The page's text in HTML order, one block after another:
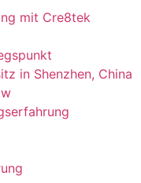
mit Cre8tek
in Shenzhen, China